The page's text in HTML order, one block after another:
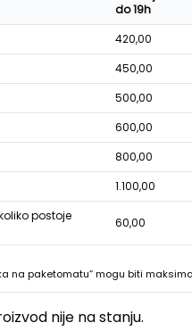
do 19h
420,00
450,00
500,00
600,00
800,00
1.100,00
postoje
60,00
na paketomatu“ mogu biti
nije na stanju.